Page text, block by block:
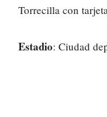
Torrecilla con
Estadio: Ciudad